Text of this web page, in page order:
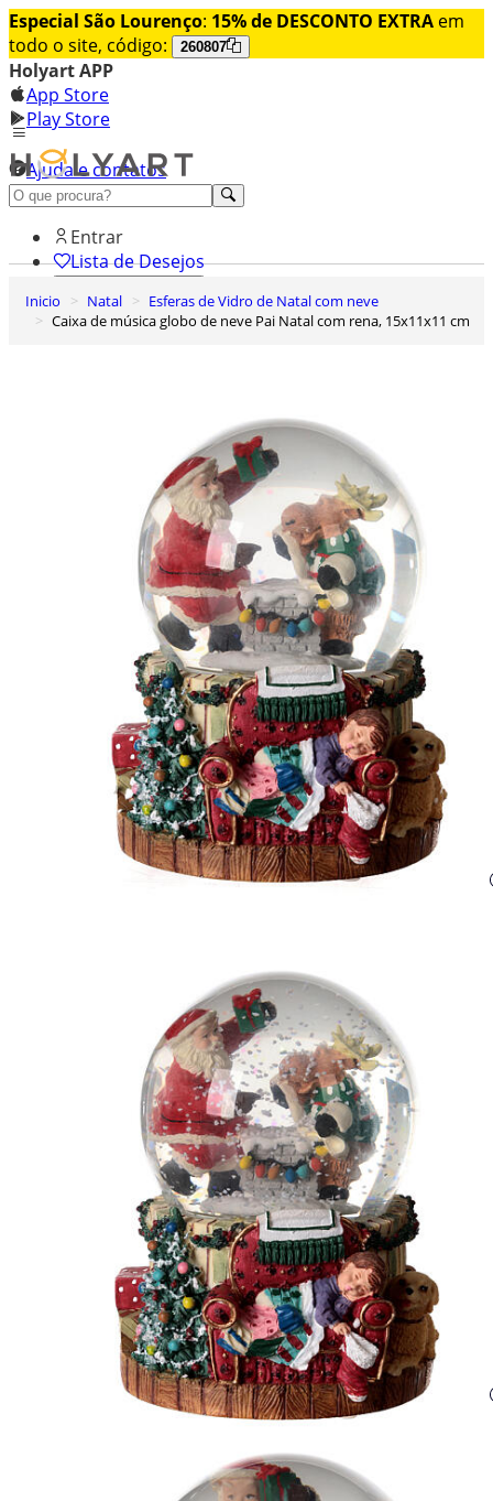
Especial São Lourenço: 15% de DESCONTO EXTRA em
todo o site, código:
260807
Holyart APP
App Store
Play Store
Ajuda e contatos
Conheça premium
Entrar
Lista de Desejos
Carrinho de Compras
Inicio Natal
Esferas de Vidro de Natal com neve
Caixa de música globo de neve Pai Natal com rena, 15x11x11 cm